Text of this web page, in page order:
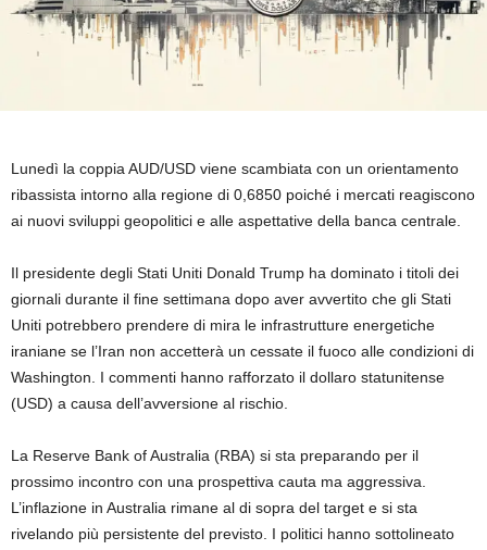
Lunedì la coppia AUD/USD viene scambiata con un orientamento
ribassista intorno alla regione di 0,6850 poiché i mercati reagiscono
ai nuovi sviluppi geopolitici e alle aspettative della banca centrale.
Il presidente degli Stati Uniti Donald Trump ha dominato i titoli dei
giornali durante il fine settimana dopo aver avvertito che gli Stati
Uniti potrebbero prendere di mira le infrastrutture energetiche
iraniane se l’Iran non accetterà un cessate il fuoco alle condizioni di
Washington. I commenti hanno rafforzato il dollaro statunitense
(USD) a causa dell’avversione al rischio.
La Reserve Bank of Australia (RBA) si sta preparando per il
prossimo incontro con una prospettiva cauta ma aggressiva.
L’inflazione in Australia rimane al di sopra del target e si sta
rivelando più persistente del previsto. I politici hanno sottolineato